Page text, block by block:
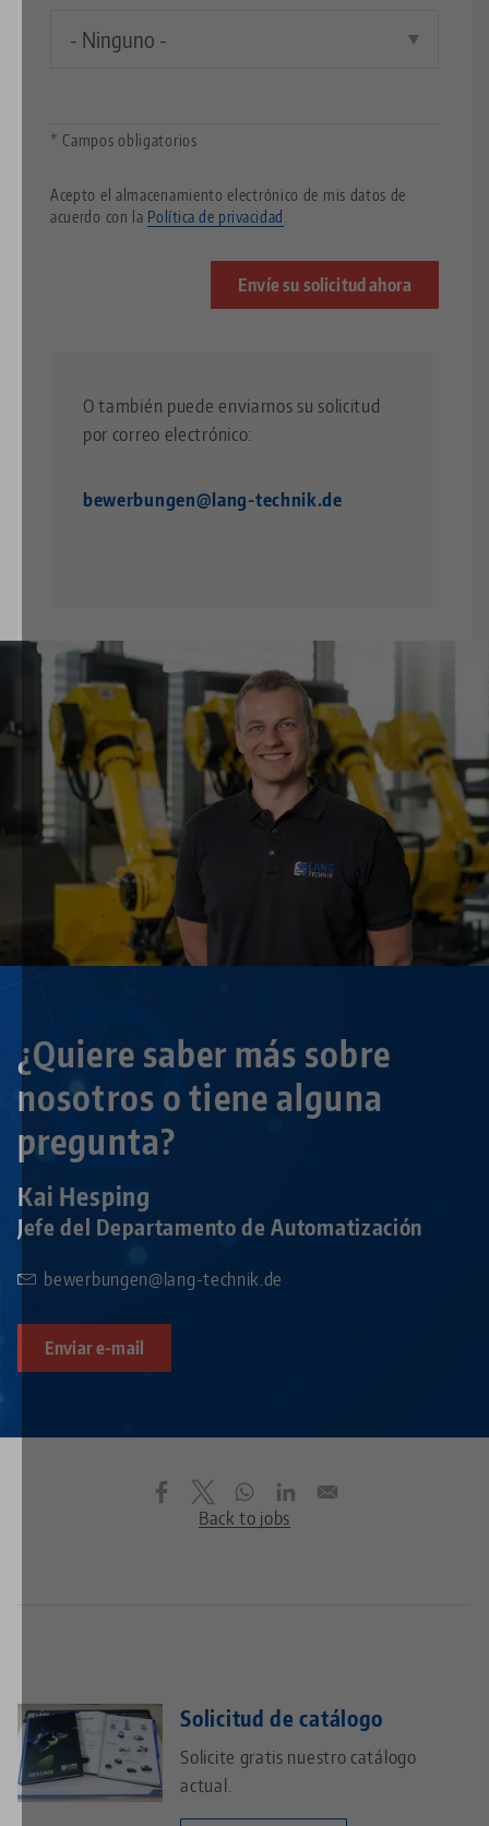
* Campos obligatorios
Acepto el almacenamiento electrónico de mis datos de
acuerdo con la Política de privacidad
O también puede enviarnos su solicitud
por correo electrónico:
bewerbungen@lang-technik.de
¿Quiere saber más sobre
nosotros o tiene alguna
pregunta?
Kai Hesping
Jefe del Departamento de Automatización
bewerbungen@lang-technik.de
Enviar e-mail
Back to jobs
Solicitud de catálogo
Solicite gratis nuestro catálogo
actual.